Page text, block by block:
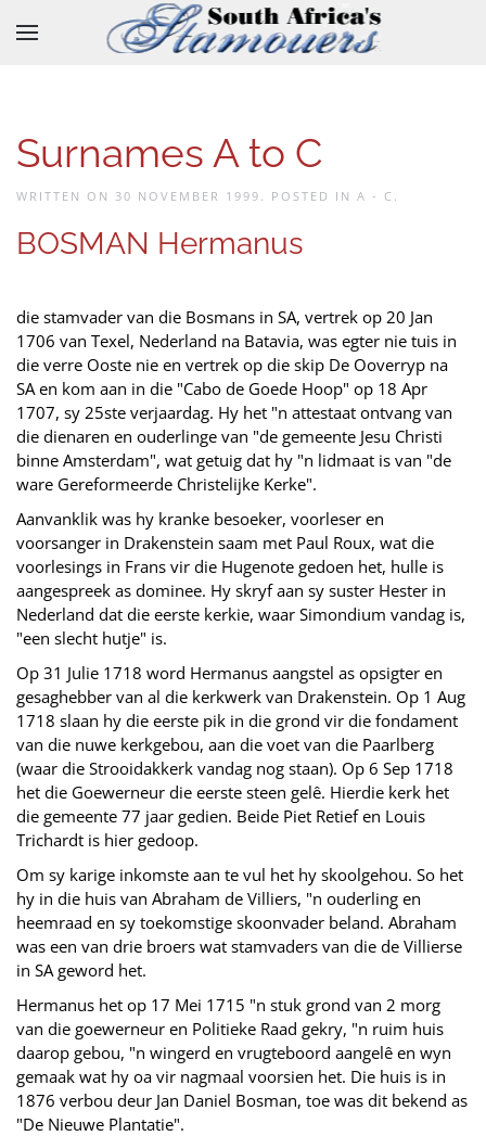
Skip to main content
Surnames A to C
WRITTEN ON 30 NOVEMBER 1999 . POSTED IN A - C .
BOSMAN Hermanus
die stamvader van die Bosmans in SA, vertrek op 20 Jan
1706 van Texel, Nederland na Batavia, was egter nie tuis in
die verre Ooste nie en vertrek op die skip De Ooverryp na
SA en kom aan in die "Cabo de Goede Hoop" op 18 Apr
1707, sy 25ste verjaardag. Hy het "n attestaat ontvang van
die dienaren en ouderlinge van "de gemeente Jesu Christi
binne Amsterdam", wat getuig dat hy "n lidmaat is van "de
ware Gereformeerde Christelijke Kerke".
Aanvanklik was hy kranke besoeker, voorleser en
voorsanger in Drakenstein saam met Paul Roux, wat die
voorlesings in Frans vir die Hugenote gedoen het, hulle is
aangespreek as dominee. Hy skryf aan sy suster Hester in
Nederland dat die eerste kerkie, waar Simondium vandag is,
"een slecht hutje" is.
Op 31 Julie 1718 word Hermanus aangstel as opsigter en
gesaghebber van al die kerkwerk van Drakenstein. Op 1 Aug
1718 slaan hy die eerste pik in die grond vir die fondament
van die nuwe kerkgebou, aan die voet van die Paarlberg
(waar die Strooidakkerk vandag nog staan). Op 6 Sep 1718
het die Goewerneur die eerste steen gelê. Hierdie kerk het
die gemeente 77 jaar gedien. Beide Piet Retief en Louis
Trichardt is hier gedoop.
Om sy karige inkomste aan te vul het hy skoolgehou. So het
hy in die huis van Abraham de Villiers, "n ouderling en
heemraad en sy toekomstige skoonvader beland. Abraham
was een van drie broers wat stamvaders van die de Villierse
in SA geword het.
Hermanus het op 17 Mei 1715 "n stuk grond van 2 morg
van die goewerneur en Politieke Raad gekry, "n ruim huis
daarop gebou, "n wingerd en vrugteboord aangelê en wyn
gemaak wat hy oa vir nagmaal voorsien het. Die huis is in
1876 verbou deur Jan Daniel Bosman, toe was dit bekend as
"De Nieuwe Plantatie".